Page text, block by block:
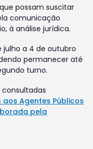
possam suscitar
comunicação
à análise jurídica.
julho a 4 de outubro
permanecer até
turno.
Agentes Públicos
pela